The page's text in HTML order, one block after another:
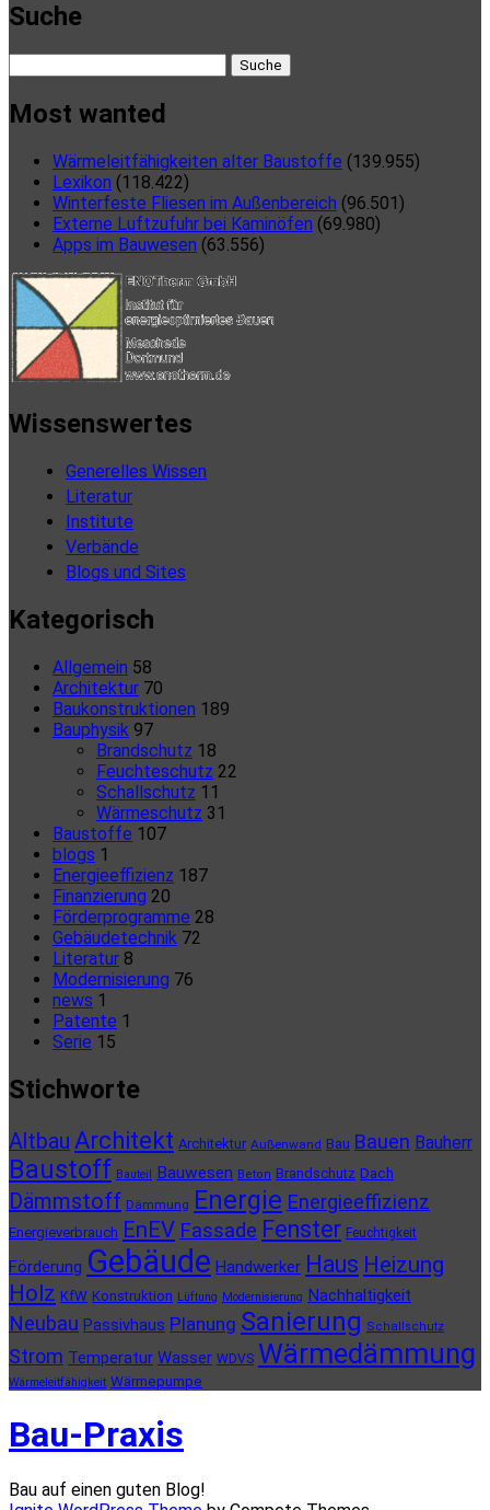
Suche
nach:
Most wanted
Wärmeleitfähigkeiten alter Baustoffe (139.955)
Lexikon (118.422)
Winterfeste Fliesen im Außenbereich (96.501)
Externe Luftzufuhr bei Kaminöfen (69.980)
Apps im Bauwesen (63.556)
Wissenswertes
Generelles Wissen
Literatur
Institute
Verbände
Blogs und Sites
Kategorisch
Allgemein 58
Architektur 70
Baukonstruktionen 189
Bauphysik 97
Brandschutz 18
Feuchteschutz 22
Schallschutz 11
Wärmeschutz 31
Baustoffe 107
blogs 1
Energieeffizienz 187
Finanzierung 20
Förderprogramme 28
Gebäudetechnik 72
Literatur 8
Modernisierung 76
news 1
Patente 1
Serie 15
Stichworte
Altbau Architekt Architektur Außenwand Bau Bauen Bauherr
Baustoff Bauteil Bauwesen Beton Brandschutz Dach
Dämmstoff Dämmung Energie Energieeffizienz
Energieverbrauch EnEV Fassade Fenster Feuchtigkeit
Förderung Gebäude Handwerker Haus Heizung
Holz KfW Konstruktion Lüftung Modernisierung Nachhaltigkeit
Neubau Passivhaus Planung Sanierung Schallschutz
Strom Temperatur Wasser WDVS Wärmedämmung
Wärmeleitfähigkeit Wärmepumpe
Bau-Praxis
Bau auf einen guten Blog!